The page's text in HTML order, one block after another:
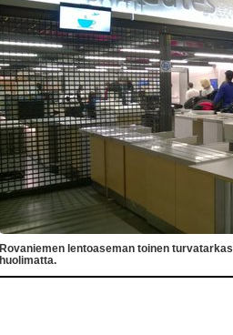
Rovaniemen lentoaseman toinen
huolimatta.